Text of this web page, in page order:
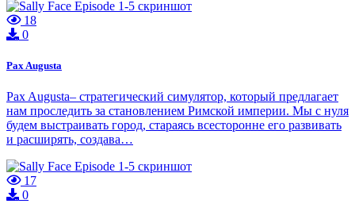
18
0
Pax Augusta
Pax Augusta– стратегический симулятор, который предлагает
нам проследить за становлением Римской империи. Мы с нуля
будем выстраивать город, стараясь всесторонне его развивать
и расширять, создава…
17
0